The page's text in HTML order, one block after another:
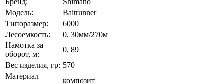
Модель:
Baitrunner
Типоразмер:
6000
Лесоемкость:
0, 30мм/270м
Намотка за
оборот, м:
0, 89
Вес изделия, гр: 570
Материал
композит